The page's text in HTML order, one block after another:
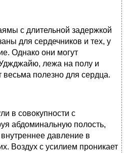
с длительной задержкой
для сердечников и тех, у
Однако они могут
лежа на полу и
весьма полезно для сердца.
в совокупности с
абдоминальную полость,
давление в
Воздух с усилием проникает